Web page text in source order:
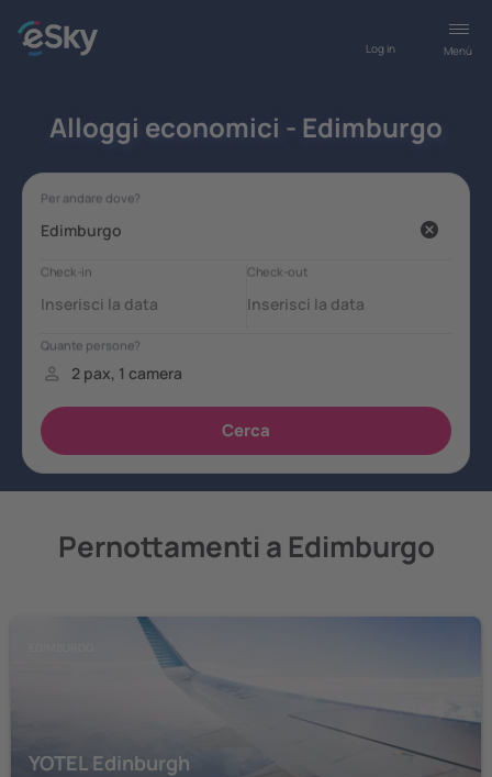
Menù
Log in
Alloggi economici - Edimburgo
Pernottamenti a Edimburgo
YOTEL Edinburgh